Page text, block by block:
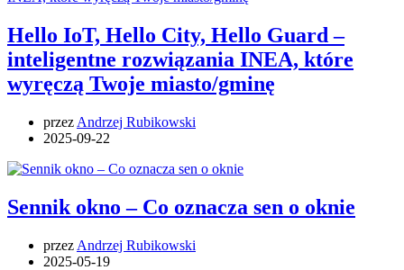
Hello IoT, Hello City, Hello Guard –
inteligentne rozwiązania INEA, które
wyręczą Twoje miasto/gminę
przez Andrzej Rubikowski
2025-09-22
Sennik okno – Co oznacza sen o oknie
przez Andrzej Rubikowski
2025-05-19